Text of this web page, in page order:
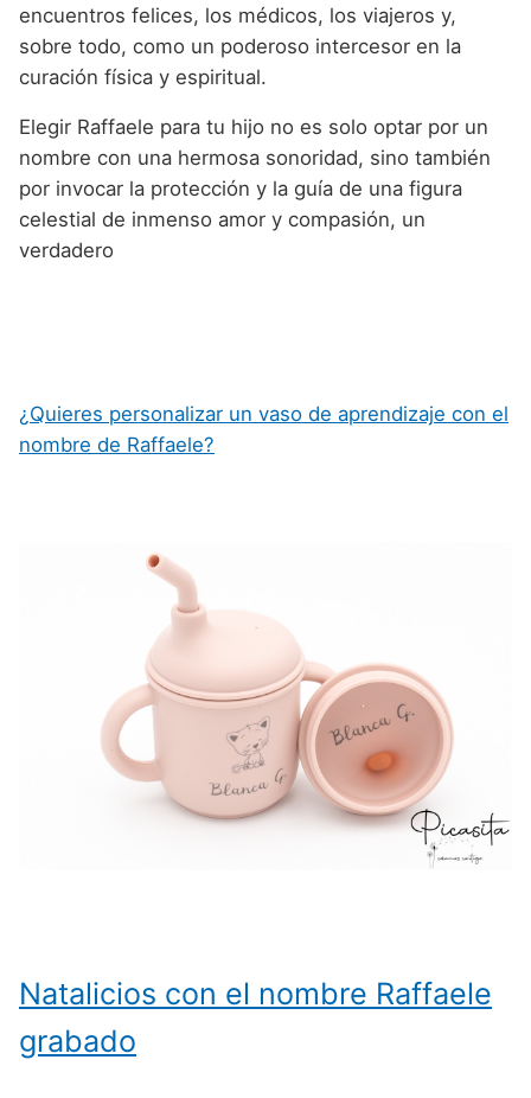
encuentros felices, los médicos, los viajeros y,
sobre todo, como un poderoso intercesor en la
curación física y espiritual.
Elegir Raffaele para tu hijo no es solo optar por un
nombre con una hermosa sonoridad, sino también
por invocar la protección y la guía de una figura
celestial de inmenso amor y compasión, un
verdadero
¿Quieres personalizar un vaso de aprendizaje con el
nombre de Raffaele?
Natalicios con el nombre Raffaele
grabado